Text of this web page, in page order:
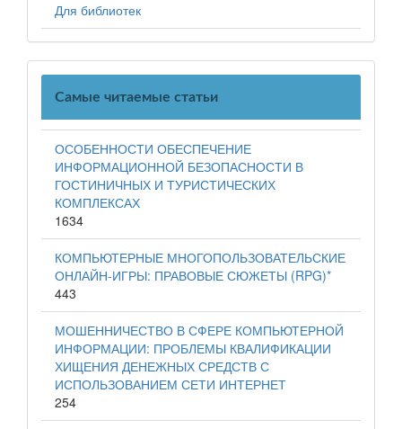
Для библиотек
Самые читаемые статьи
ОСОБЕННОСТИ ОБЕСПЕЧЕНИЕ
ИНФОРМАЦИОННОЙ БЕЗОПАСНОСТИ В
ГОСТИНИЧНЫХ И ТУРИСТИЧЕСКИХ
КОМПЛЕКСАХ
1634
КОМПЬЮТЕРНЫЕ МНОГОПОЛЬЗОВАТЕЛЬСКИЕ
ОНЛАЙН-ИГРЫ: ПРАВОВЫЕ СЮЖЕТЫ (RPG)*
443
МОШЕННИЧЕСТВО В СФЕРЕ КОМПЬЮТЕРНОЙ
ИНФОРМАЦИИ: ПРОБЛЕМЫ КВАЛИФИКАЦИИ
ХИЩЕНИЯ ДЕНЕЖНЫХ СРЕДСТВ С
ИСПОЛЬЗОВАНИЕМ СЕТИ ИНТЕРНЕТ
254